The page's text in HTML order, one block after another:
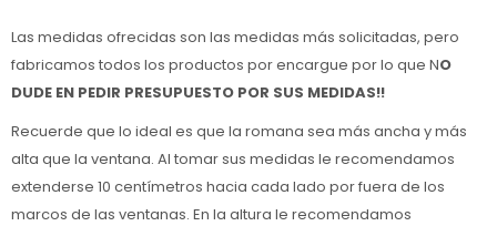
Las medidas ofrecidas son las medidas más solicitadas, pero
fabricamos todos los productos por encargue por lo que NO
DUDE EN PEDIR PRESUPUESTO POR SUS MEDIDAS!!
Recuerde que lo ideal es que la romana sea más ancha y más
alta que la ventana. Al tomar sus medidas le recomendamos
extenderse 10 centímetros hacia cada lado por fuera de los
marcos de las ventanas. En la altura le recomendamos